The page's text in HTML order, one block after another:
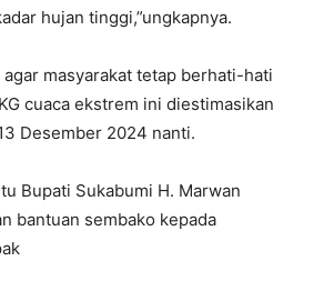
hujan tinggi,”ungkapnya.
masyarakat tetap berhati-hati
cuaca ekstrem ini diestimasikan
Desember 2024 nanti.
Bupati Sukabumi H. Marwan
bantuan sembako kepada